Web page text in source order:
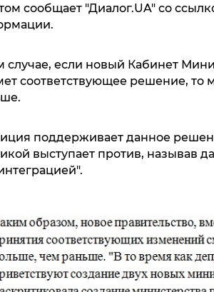
сообщает "Диалог.UA" со
случае, если новый Кабинет
соответствующее решение, то
поддерживает данное
выступает против, называв